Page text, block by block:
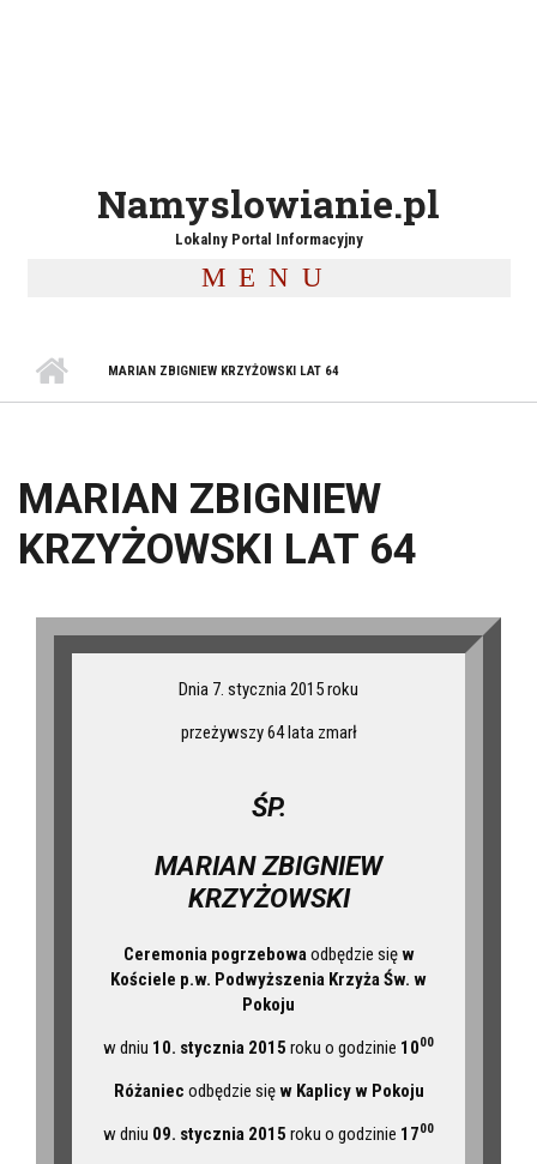
Namyslowianie.pl
Lokalny Portal Informacyjny
MENU
MARIAN ZBIGNIEW KRZYŻOWSKI LAT 64
MARIAN ZBIGNIEW
KRZYŻOWSKI LAT 64
Dnia 7. stycznia 2015 roku
przeżywszy 64 lata zmarł
ŚP.
MARIAN ZBIGNIEW
KRZYŻOWSKI
Ceremonia pogrzebowa odbędzie sięw
Kościele p.w. Podwyższenia Krzyża Św. w
Pokoju
w dniu 10. stycznia 2015 roku o godzinie 1000
Różaniec odbędzie sięw Kaplicy w Pokoju
w dniu 09. stycznia 2015 roku o godzinie 1700